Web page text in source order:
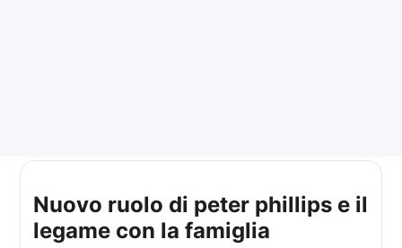
Nuovo ruolo di peter phillips e il
legame con la famiglia